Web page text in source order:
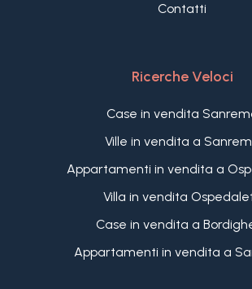
Contatti
Ricerche Veloci
Case in vendita
Ville in vendita a
Appartamenti in vendita a
Villa in vendita
Case in vendita a
Appartamenti in vendita a